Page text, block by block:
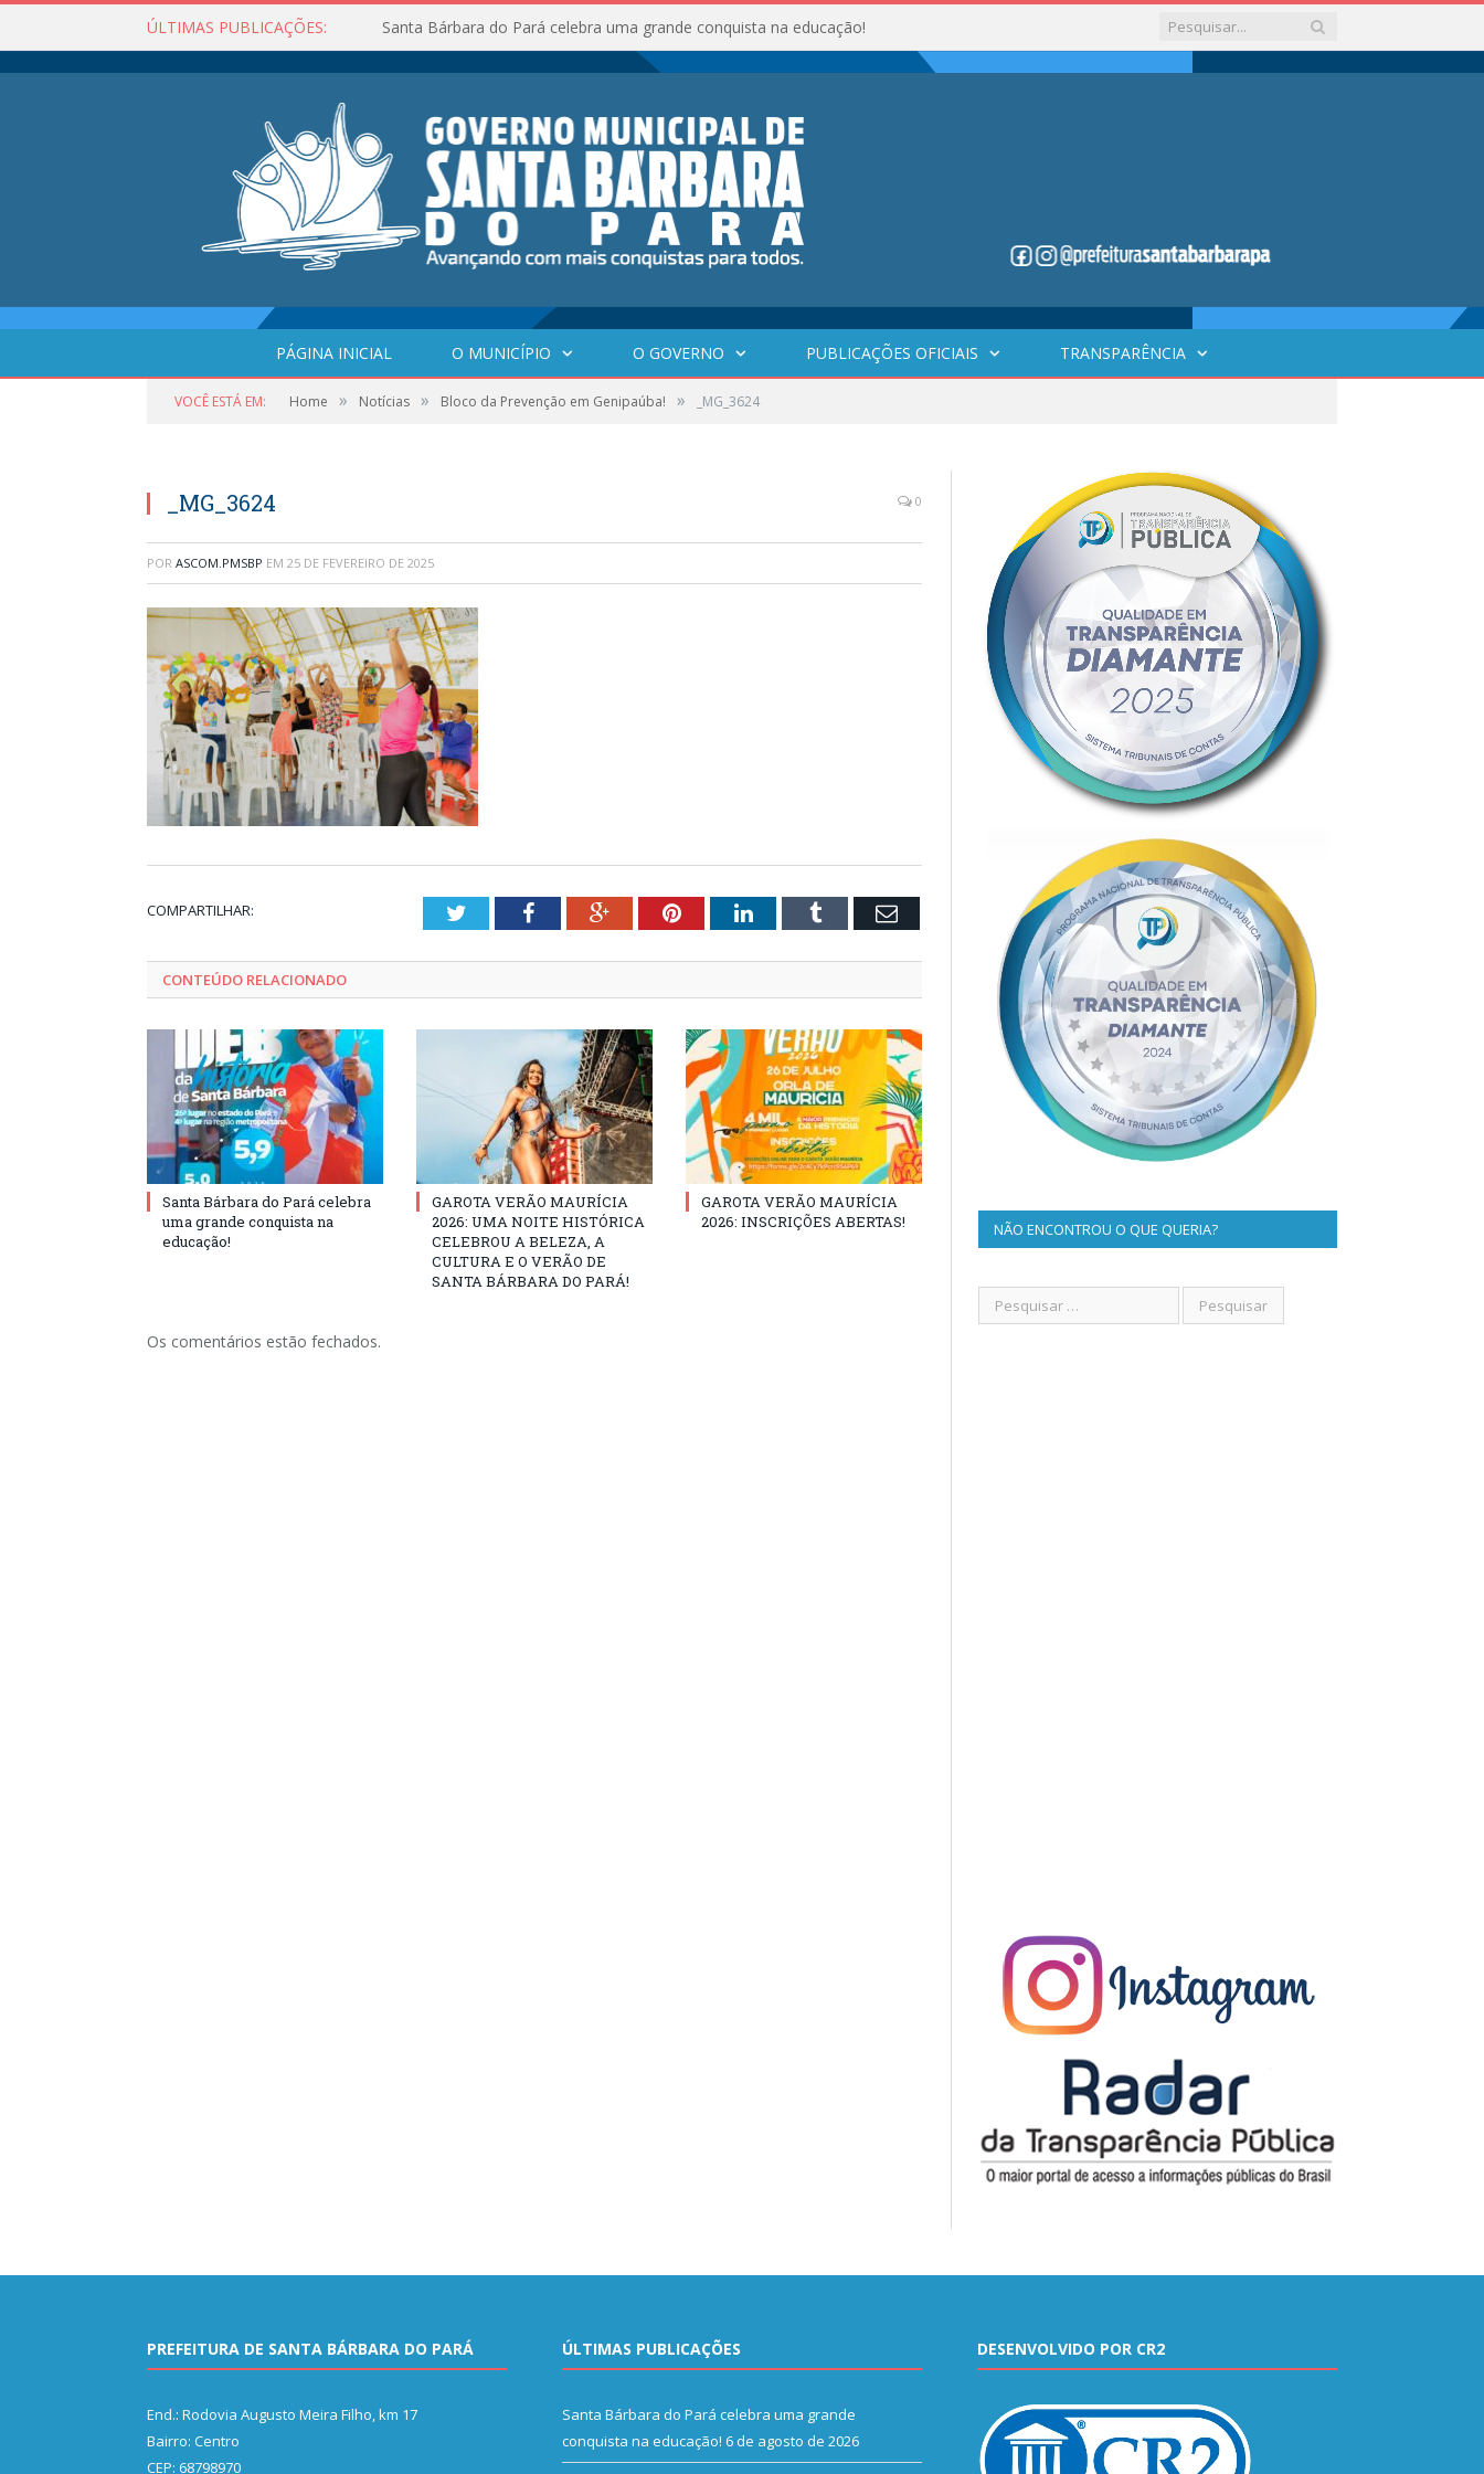
ÚLTIMAS PUBLICAÇÕES: Santa Bárbara do Pará celebra uma grande conquista na educação!
PÁGINA INICIAL O MUNICÍPIO O GOVERNO PUBLICAÇÕES OFICIAIS TRANSPARÊNCIA
VOCÊ ESTÁ EM: Home » Notícias » Bloco da Prevenção em Genipaúba! » _MG_3624
_MG_3624 0
POR ASCOM.PMSBP EM 25 DE FEVEREIRO DE 2025
COMPARTILHAR: TwitterFacebookGoogle+PinterestLinkedInTumblr Email
CONTEÚDO RELACIONADO
Santa Bárbara do Pará celebra
uma grande conquista na
educação!
GAROTA VERÃO MAURÍCIA
2026: UMA NOITE HISTÓRICA
CELEBROU A BELEZA, A
CULTURA E O VERÃO DE
SANTA BÁRBARA DO PARÁ!
GAROTA VERÃO MAURÍCIA
2026: INSCRIÇÕES ABERTAS!
Os comentários estão fechados.
NÃO ENCONTROU O QUE QUERIA?
PREFEITURA DE SANTA BÁRBARA DO PARÁ
End.: Rodovia Augusto Meira Filho, km 17
Bairro: Centro
CEP: 68798970
ÚLTIMAS PUBLICAÇÕES
Santa Bárbara do Pará celebra uma grande
conquista na educação! 6 de agosto de 2026
DESENVOLVIDO POR CR2